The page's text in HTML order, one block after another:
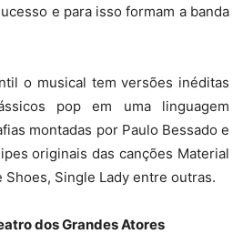
e para isso formam a banda
o musical tem versões inéditas
pop em uma linguagem
montadas por Paulo Bessado e
originais das canções Material
Shoes, Single Lady entre outras.
dos Grandes Atores